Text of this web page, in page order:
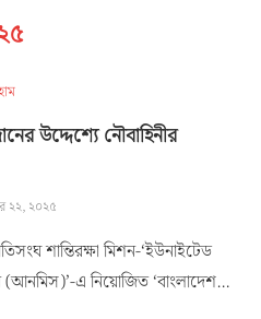
উদ্দেশ্যে নৌবাহিনীর
২২, ২০২৫
শান্তিরক্ষা মিশন-‘ইউনাইটেড
এ নিয়োজিত ‘বাংলাদেশ…